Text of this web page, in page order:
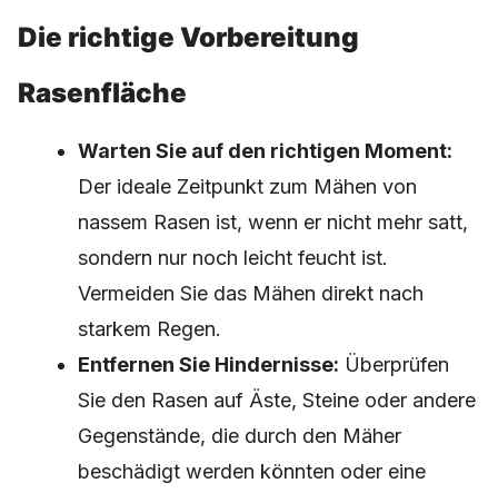
Die richtige Vorbereitung
Rasenfläche
Warten Sie auf den richtigen Moment:
Der ideale Zeitpunkt zum Mähen von
nassem Rasen ist, wenn er nicht mehr satt,
sondern nur noch leicht feucht ist.
Vermeiden Sie das Mähen direkt nach
starkem Regen.
Entfernen Sie Hindernisse: Überprüfen
Sie den Rasen auf Äste, Steine oder andere
Gegenstände, die durch den Mäher
beschädigt werden könnten oder eine